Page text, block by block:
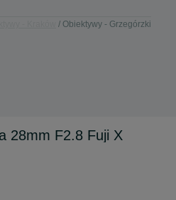
Obiektywy - Grzegórzki
28mm F2.8 Fuji X